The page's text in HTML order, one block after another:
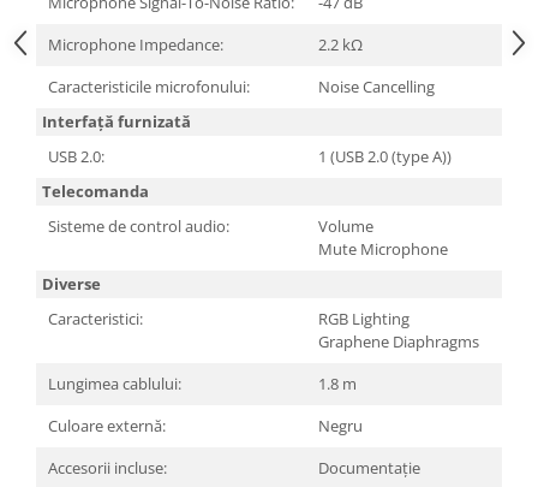
Televizoare & accesorii
Multiboard & Accessorii
Foto & Video
Cloud si Aplicatii SaaS
Sisteme Videoconferinta
Microphone Impedance:
2.2 kΩ
Caracteristicile microfonului:
Noise Cancelling
Interfață furnizată
USB 2.0:
1 (USB 2.0 (type A))
Telecomanda
Sisteme de control audio:
Volume
Mute Microphone
Diverse
Caracteristici:
RGB Lighting
Graphene Diaphragms
Lungimea cablului:
1.8 m
Culoare externă:
Negru
Accesorii incluse:
Documentație